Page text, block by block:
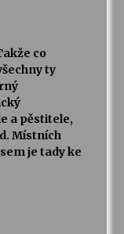
co
ty
a pěstitele,
Místních
je tady ke